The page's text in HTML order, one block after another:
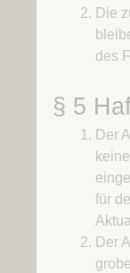
Die
des
§ 5
Der
für
Der